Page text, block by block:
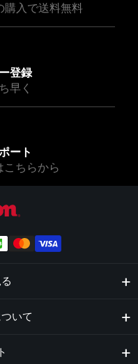
購入で送料無料
登録
早く
ート
こちらから
いて